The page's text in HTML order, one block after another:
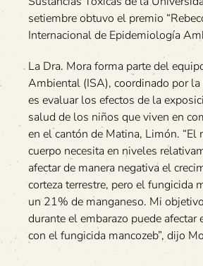
setiembre obtuvo el premio
Internacional de Epidemiología
La Dra. Mora forma parte del
Ambiental (ISA), coordinado por
es evaluar los efectos de la
salud de los niños que viven en
en el cantón de Matina, Limón.
cuerpo necesita en niveles
afectar de manera negativa el
corteza terrestre, pero el fungicida
un 21% de manganeso. Mi
durante el embarazo puede
con el fungicida mancozeb”, dijo